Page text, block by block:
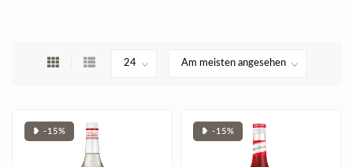
❥ -15% ❥ -15%